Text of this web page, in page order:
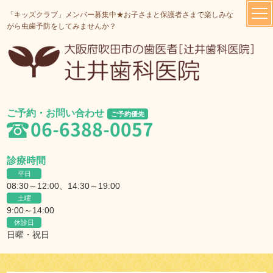
「キッズクラブ」メンバー募集中★お子さまと保護者さまで楽しみな
がら虫歯予防をしてみませんか？
ご予約・お問い合わせ ご予約優先
06-6388-0057
診療時間
平日
08:30～12:00、14:30～19:00
土曜
9:00～14:00
休診日
日曜・祝日